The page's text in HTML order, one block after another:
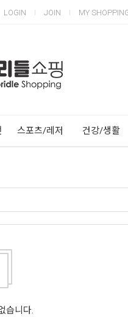
LOGIN JOIN MY
스포츠/레저 건강/생활
습니다.